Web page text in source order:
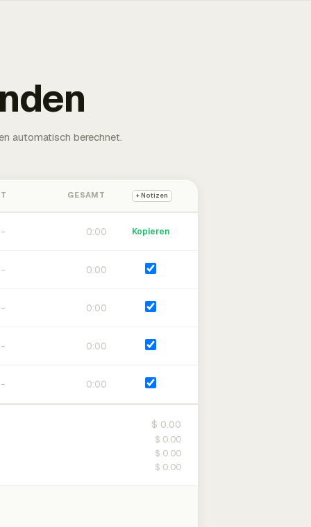
automatisch berechnet.
GESAMT + Notizen
0:00 Kopieren
0:00
0:00
0:00
0:00
$ 0.00
$ 0.00
$ 0.00
$ 0.00